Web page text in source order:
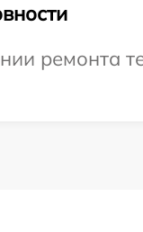
ремонта